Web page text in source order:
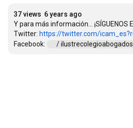
37 views 6 years ago
Y para más información... ¡SÍGUENOS
Twitter: https://twitter.com/
Facebook:
/